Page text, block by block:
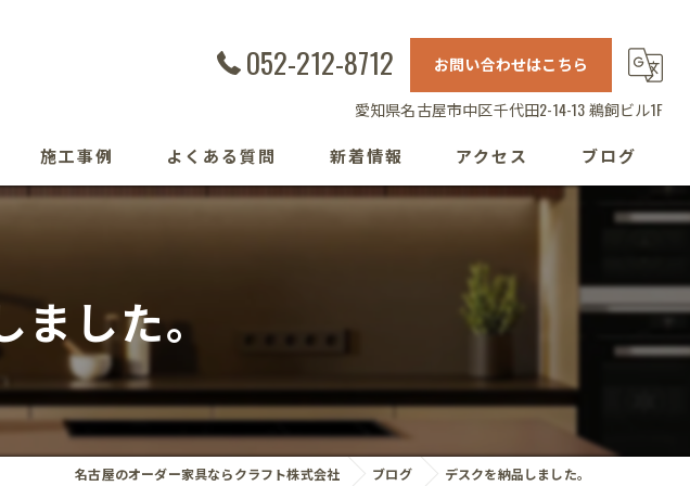
052-212-8712
お問い合わせはこちら
愛知県名古屋市中区千代田2-14-13 鵜飼ビル1F
施工事例 よくある質問 新着情報 アクセス ブログ
ました。
名古屋のオーダー家具ならクラフト株式会社 ブログ デスクを納品しました。